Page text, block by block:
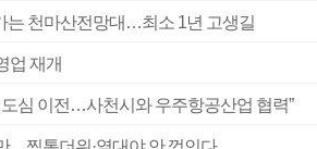
는 천마산전망대…최소 1년 고생길
업 재개
심 이전…사천시와 우주항공산업 협력”